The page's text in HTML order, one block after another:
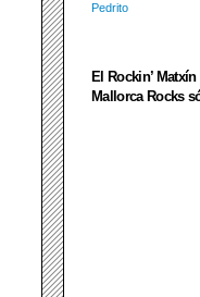
Pedrito
El Rockin’
Mallorca Rocks